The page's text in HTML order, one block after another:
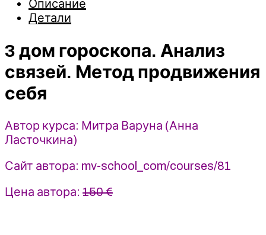
гороскопа.
Анализ
Метод
продвижения
себя
-
Анна
Ласточкина
Описание
Детали
3 дом гороскопа. Анализ
связей. Метод продвижения
себя
Автор курса: Митра Варуна (Анна
Ласточкина)
Сайт автора: mv-school_com/courses/81
Цена автора: 150 €